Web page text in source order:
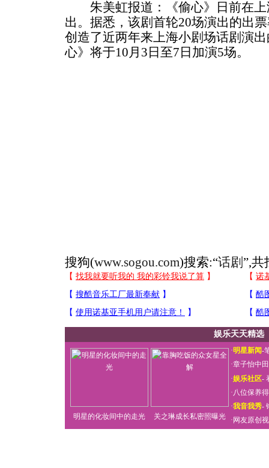
朱美虹报道：《偷心》日前在上
出。据悉，该剧首轮20场演出的出
创造了近两年来上海小剧场话剧演
心》将于10月3日至7日加演5场。
搜狗(www.sogou.com)搜索:“话剧”,共
娱乐天天精选
明星的化妆间中的走光 关之琳成长私密照曝光
·明星新闻-
·章子怡中
·娱乐社区-
·八位保养
·我音我秀-
· 网友原创